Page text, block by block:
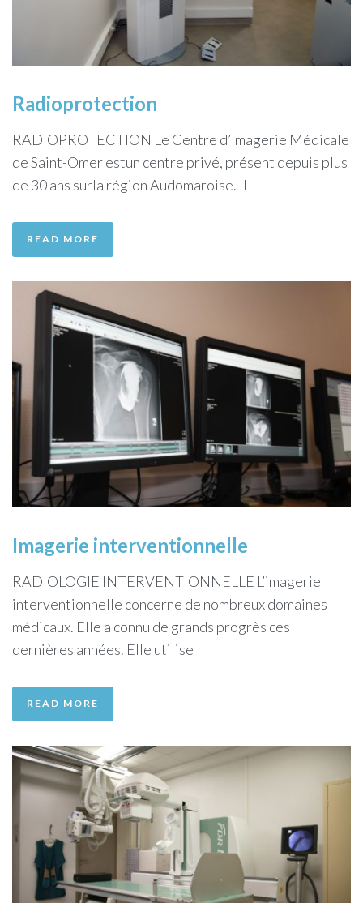
Radioprotection
RADIOPROTECTION Le Centre d’Imagerie Médicale
de Saint-Omer estun centre privé, présent depuis plus
de 30 ans surla région Audomaroise. Il
READ MORE
Imagerie interventionnelle
RADIOLOGIE INTERVENTIONNELLE L’imagerie
interventionnelle concerne de nombreux domaines
médicaux. Elle a connu de grands progrès ces
dernières années. Elle utilise
READ MORE